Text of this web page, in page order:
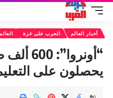
أخبار العالم الحرب على غزة
يحصلون على